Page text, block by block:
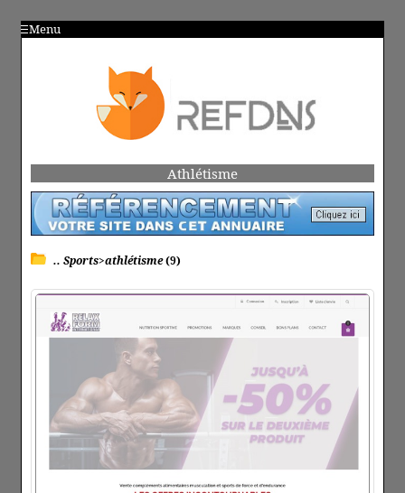
Menu
Athlétisme
.. Sports>athlétisme(9)